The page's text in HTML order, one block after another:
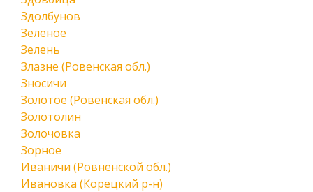
Здолбунов
Зеленое
Зелень
Злазне (Ровенская обл.)
Зносичи
Золотое (Ровенская обл.)
Золотолин
Золочовка
Зорное
Иваничи (Ровненской обл.)
Ивановка (Корецкий р-н)